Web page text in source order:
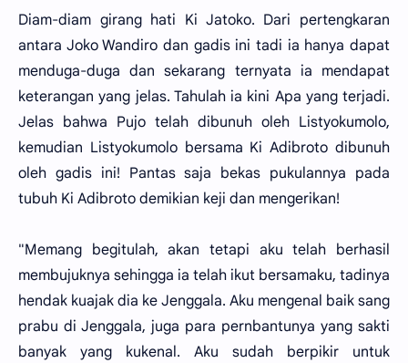
Diam-diam girang hati Ki Jatoko. Dari pertengkaran
antara Joko Wandiro dan gadis ini tadi ia hanya dapat
menduga-duga dan sekarang ternyata ia mendapat
keterangan yang jelas. Tahulah ia kini Apa yang terjadi.
Jelas bahwa Pujo telah dibunuh oleh Listyokumolo,
kemudian Listyokumolo bersama Ki Adibroto dibunuh
oleh gadis ini! Pantas saja bekas pukulannya pada
tubuh Ki Adibroto demikian keji dan mengerikan!
"Memang begitulah, akan tetapi aku telah berhasil
membujuknya sehingga ia telah ikut bersamaku, tadinya
hendak kuajak dia ke Jenggala. Aku mengenal baik sang
prabu di Jenggala, juga para pernbantunya yang sakti
banyak yang kukenal. Aku sudah berpikir untuk